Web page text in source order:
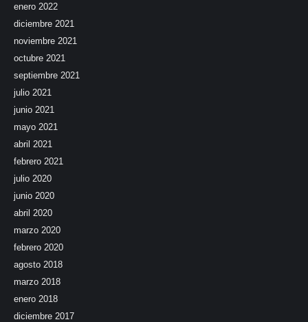
enero 2022
diciembre 2021
noviembre 2021
octubre 2021
septiembre 2021
julio 2021
junio 2021
mayo 2021
abril 2021
febrero 2021
julio 2020
junio 2020
abril 2020
marzo 2020
febrero 2020
agosto 2018
marzo 2018
enero 2018
diciembre 2017